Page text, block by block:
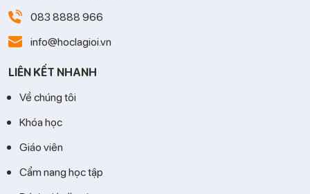
083 8888 966
info@hoclagioi.vn
LIÊN KẾT NHANH
Về chúng tôi
Khóa học
Giáo viên
Cẩm nang học tập